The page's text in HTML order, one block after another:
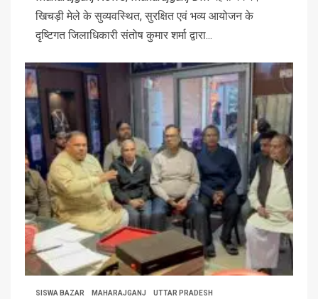
खिचड़ी मेले के सुव्यवस्थित, सुरक्षित एवं भव्य आयोजन के
दृष्टिगत जिलाधिकारी संतोष कुमार शर्मा द्वारा...
SISWA BAZAR MAHARAJGANJ UTTAR PRADESH